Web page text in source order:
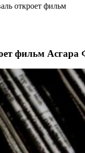
откроет фильм
фильм Асгара